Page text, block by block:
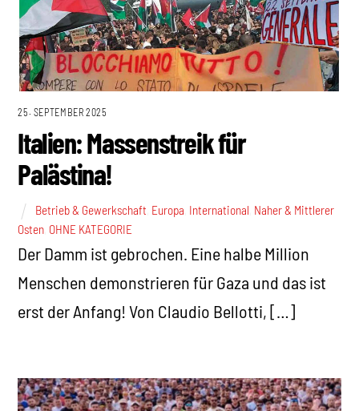
25. SEPTEMBER 2025
Italien: Massenstreik für
Palästina!
Betrieb & Gewerkschaft Europa International Naher & Mittlerer
Osten OHNE KATEGORIE
Der Damm ist gebrochen. Eine halbe Million
Menschen demonstrieren für Gaza und das ist
erst der Anfang! Von Claudio Bellotti, […]